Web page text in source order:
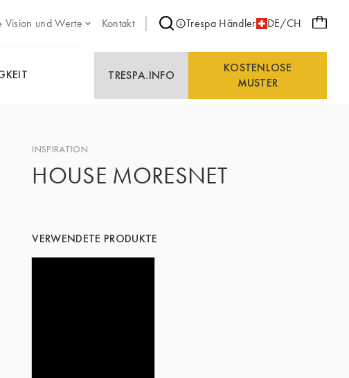
Vision und Werte Kontakt Trespa Händler DE/CH
TRESPA.INFO
KOSTENLOSE
MUSTER
INSPIRATION
HOUSE MORESNET
VERWENDETE PRODUKTE